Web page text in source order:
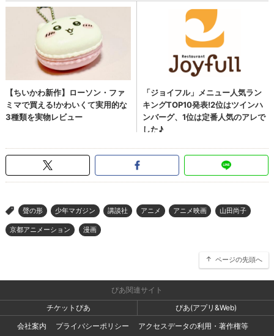
> 聲の形 少年マガジン 講談社 アニメ アニメ映画 山田尚子
京都アニメーション 漫画
ページの先頭へ
ぴあ関連サイト
チケットぴあ
ぴあ(アプリ&Web)
会社案内
プライバシーポリシー
アクセスデータの利用・著作権等